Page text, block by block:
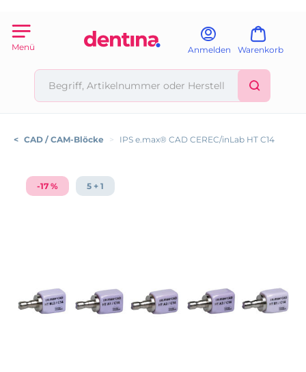
Menü Anmelden Warenkorb
< CAD / CAM-Blöcke > IPS e.max® CAD CEREC/inLab HT C14
-17 % 5 + 1